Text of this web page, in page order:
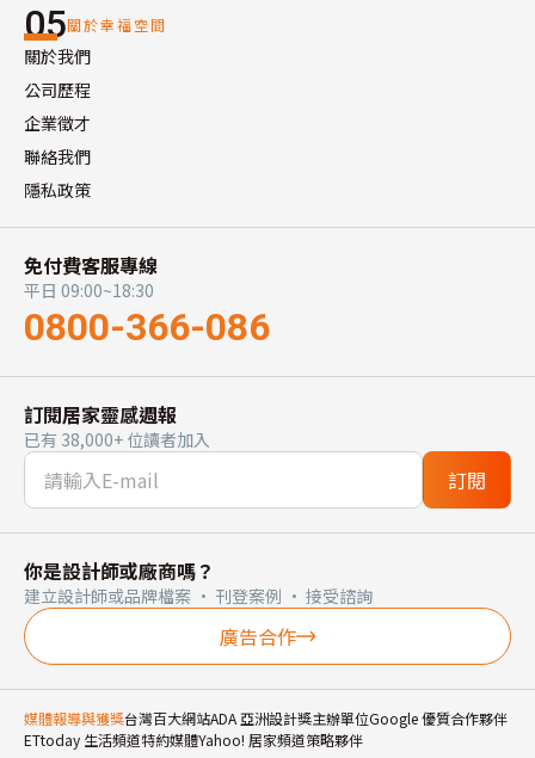
05關於幸福空間
關於我們
公司歷程
企業徵才
聯絡我們
隱私政策
免付費客服專線
平日 09:00~18:30
0800-366-086
訂閱居家靈感週報
已有 38,000+ 位讀者加入
訂閱
你是設計師或廠商嗎？
建立設計師或品牌檔案 · 刊登案例 · 接受諮詢
廣告合作
媒體報導與獲獎台灣百大網站ADA 亞洲設計獎主辦單位Google 優質合作夥伴
ETtoday 生活頻道特約媒體Yahoo! 居家頻道策略夥伴